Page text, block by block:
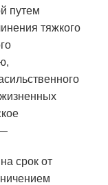
путем
тяжкого
срок от